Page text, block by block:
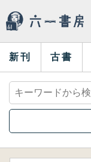
新刊 古書